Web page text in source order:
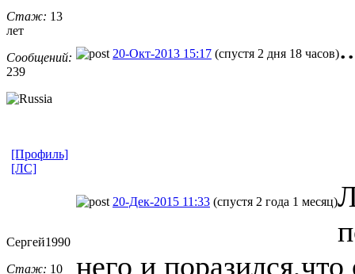
Стаж: 13
лет
Сообщений:
239
20-Окт-2013 15:17 (спустя 2 дня 18 часов)
[Профиль]
[ЛС]
Сергей1990
Стаж: 10
20-Дек-2015 11:33 (спустя 2 года 1 месяц)
него и